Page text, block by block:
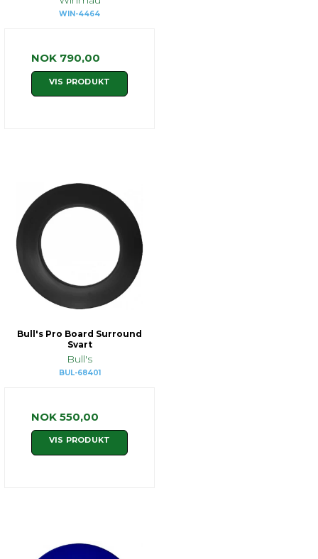
WIN-4464
NOK 790,00
VIS PRODUKT
Bull's Pro Board Surround
Svart
Bull's
BUL-68401
NOK 550,00
VIS PRODUKT